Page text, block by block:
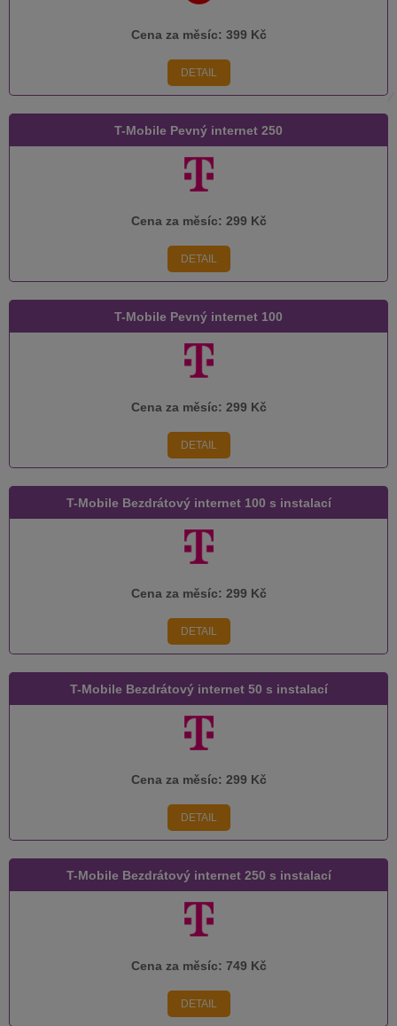
Cena za měsíc: 399 Kč
DETAIL
T-Mobile Pevný internet 250
Cena za měsíc: 299 Kč
DETAIL
T-Mobile Pevný internet 100
Cena za měsíc: 299 Kč
DETAIL
T-Mobile Bezdrátový internet 100 s instalací
Cena za měsíc: 299 Kč
DETAIL
T-Mobile Bezdrátový internet 50 s instalací
Cena za měsíc: 299 Kč
DETAIL
T-Mobile Bezdrátový internet 250 s instalací
Cena za měsíc: 749 Kč
DETAIL